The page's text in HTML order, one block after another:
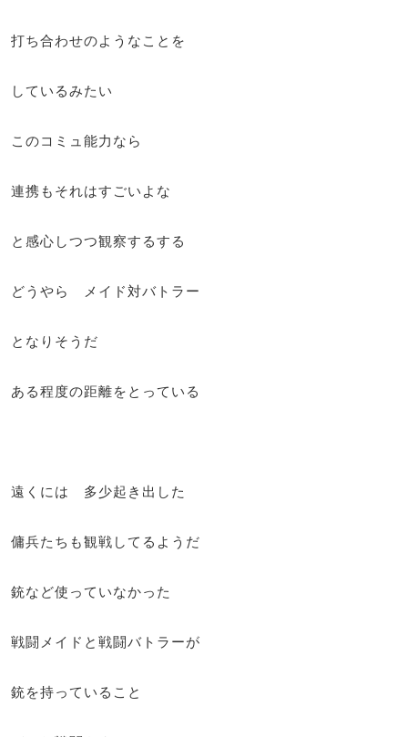
打ち合わせのようなことを
しているみたい
このコミュ能力なら
連携もそれはすごいよな
と感心しつつ観察するする
どうやら メイド対バトラー
となりそうだ
ある程度の距離をとっている
遠くには 多少起き出した
傭兵たちも観戦してるようだ
銃など使っていなかった
戦闘メイドと戦闘バトラーが
銃を持っていること